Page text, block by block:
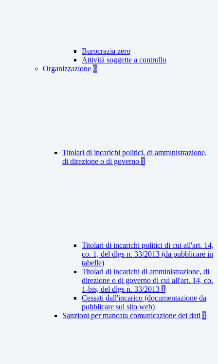
Burocrazia zero
Attività soggette a controllo
Organizzazione 6
Titolari di incarichi politici, di amministrazione,
di direzione o di governo 1
Titolari di incarichi politici di cui all'art. 14,
co. 1, del dlgs n. 33/2013 (da pubblicare in
tabelle)
Titolari di incarichi di amministrazione, di
direzione o di governo di cui all'art. 14, co.
1-bis, del dlgs n. 33/2013 1
Cessati dall'incarico (documentazione da
pubblicare sul sito web)
Sanzioni per mancata comunicazione dei dati 1